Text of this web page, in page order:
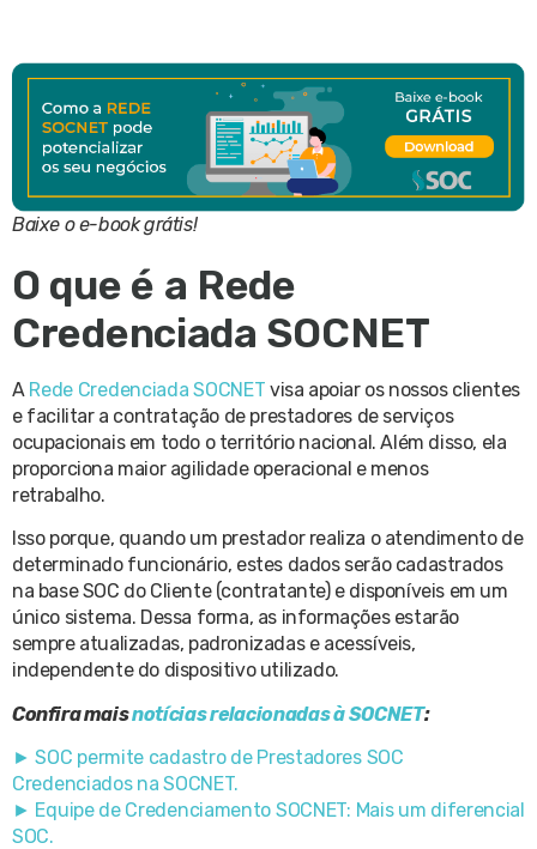
Baixe o e-book grátis!
O que é a Rede
Credenciada SOCNET
A Rede Credenciada SOCNET visa apoiar os nossos clientes
e facilitar a contratação de prestadores de serviços
ocupacionais em todo o território nacional. Além disso, ela
proporciona maior agilidade operacional e menos
retrabalho.
Isso porque, quando um prestador realiza o atendimento de
determinado funcionário, estes dados serão cadastrados
na base SOC do Cliente (contratante) e disponíveis em um
único sistema. Dessa forma, as informações estarão
sempre atualizadas, padronizadas e acessíveis,
independente do dispositivo utilizado.
Confira maisnotícias relacionadas à SOCNET:
► SOC permite cadastro de Prestadores SOC
Credenciados na SOCNET.
► Equipe de Credenciamento SOCNET: Mais um diferencial
SOC.